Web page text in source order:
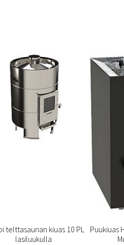
telttasaunan kiuas 10 PL
lasiluukulla
Puukiuas